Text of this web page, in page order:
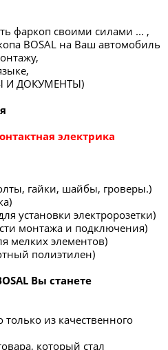
фаркоп своими силами ... ,
BOSAL на Ваш автомобиль
И ДОКУМЕНТЫ)
электрика
гайки, шайбы, гроверы.)
установки электророзетки)
монтажа и подключения)
мелких элементов)
полиэтилен)
Вы станете
из качественного
который стал